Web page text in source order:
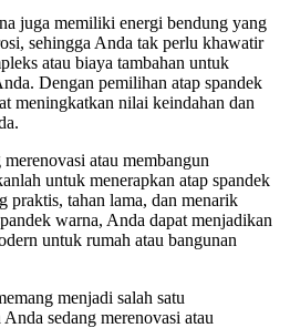
juga memiliki energi bendung yang
sehingga Anda tak perlu khawatir
atau biaya tambahan untuk
Dengan pemilihan atap spandek
meningkatkan nilai keindahan dan
atau membangun
untuk menerapkan atap spandek
praktis, tahan lama, dan menarik
warna, Anda dapat menjadikan
untuk rumah atau bangunan
menjadi salah satu
sedang merenovasi atau